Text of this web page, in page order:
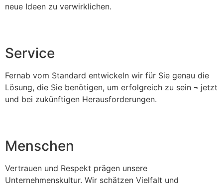
neue Ideen zu verwirklichen.
Service​
Fernab vom Standard entwickeln wir für Sie genau die
Lösung, die Sie benötigen, um erfolgreich zu sein ¬ jetzt
und bei zukünftigen Herausforderungen.
Menschen
Vertrauen und Respekt prägen unsere
Unternehmenskultur. Wir schätzen Vielfalt und